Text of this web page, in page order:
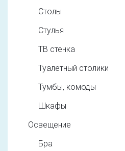
Столы
Стулья
ТВ стенка
Туалетный столики
Тумбы, комоды
Шкафы
Освещение
Бра